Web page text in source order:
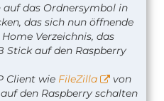
auf das Ordnersymbol in
das sich nun öffnende
Verzeichnis, das
Stick auf den Raspberry
Client wie FileZilla
von
den Raspberry schalten